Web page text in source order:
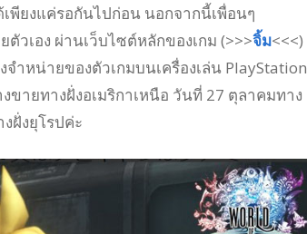
ยงแค่รอกันไปก่อน นอกจากนี้เพื่อนๆ
วเอง ผ่านเว็บไซต์หลักของเกม (>>>จิ้ม<<<)
ำหน่ายของตัวเกมบนเครื่องเล่น PlayStation
ขายทางฝั่งอเมริกาเหนือ วันที่ 27 ตุลาคมทาง
ฝั่งยุโรปค่ะ